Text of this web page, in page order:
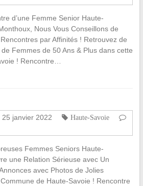
d’une Femme Senior Haute-
Nous Vous Conseillons de
par Affinités ! Retrouvez de
Femmes de 50 Ans & Plus dans cette
! Rencontre…
25 janvier 2022
Haute-Savoie
Femmes Seniors Haute-
une Relation Sérieuse avec Un
avec Photos de Jolies
de Haute-Savoie ! Rencontre